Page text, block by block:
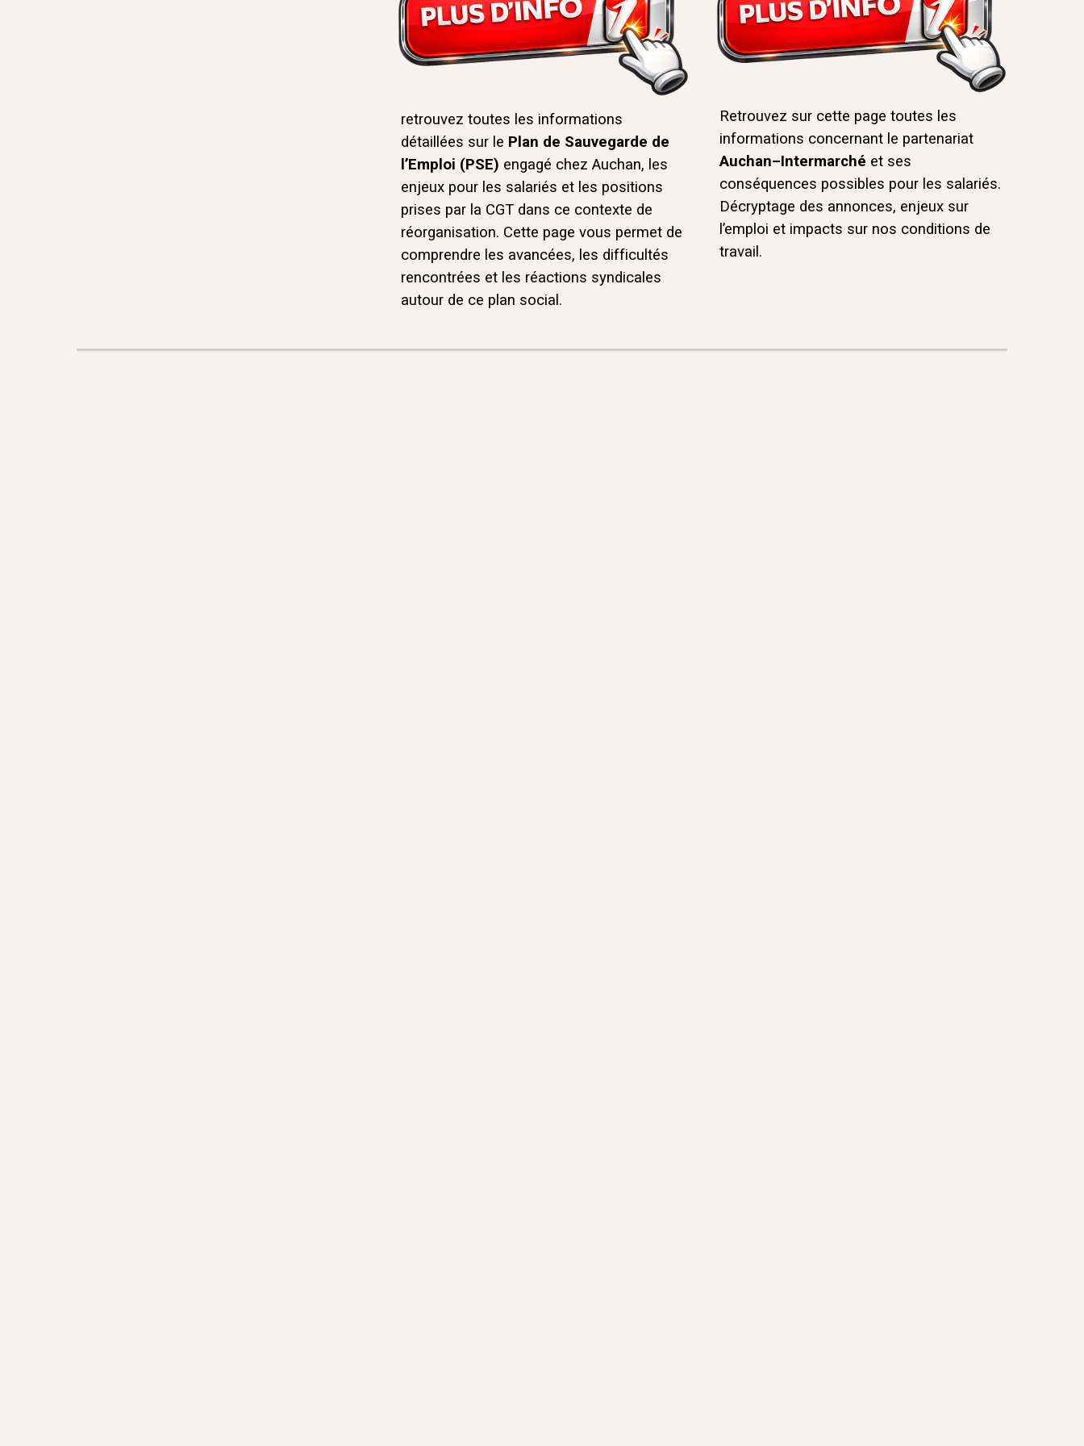
retrouvez toutes les informations
détaillées sur le Plan de Sauvegarde de
l’Emploi (PSE) engagé chez Auchan, les
enjeux pour les salariés et les positions
prises par la CGT dans ce contexte de
réorganisation. Cette page vous permet de
comprendre les avancées, les difficultés
rencontrées et les réactions syndicales
autour de ce plan social.
Retrouvez sur cette page toutes les
informations concernant le partenariat
Auchan–Intermarché et ses
conséquences possibles pour les salariés.
Décryptage des annonces, enjeux sur
l’emploi et impacts sur nos conditions de
travail.